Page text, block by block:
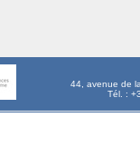
44, avenue de
Tél. :